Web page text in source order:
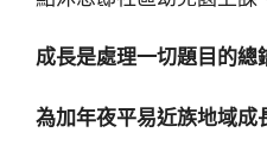
成長是處理一切題目的總
為加年夜平易近族地域成